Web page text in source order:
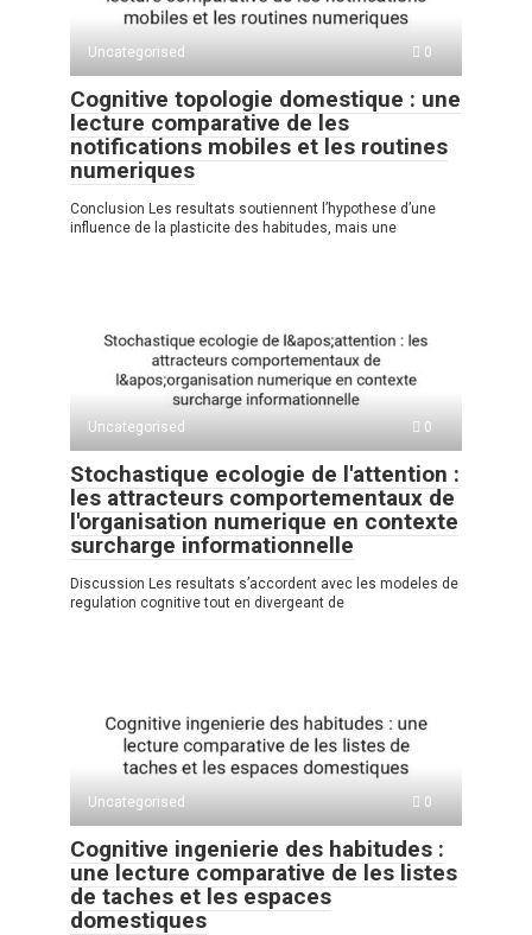
Uncategorised 0
Cognitive topologie domestique : une
lecture comparative de les
notifications mobiles et les routines
numeriques
Conclusion Les resultats soutiennent l’hypothese d’une
influence de la plasticite des habitudes, mais une
Uncategorised 0
Stochastique ecologie de l'attention :
les attracteurs comportementaux de
l'organisation numerique en contexte
surcharge informationnelle
Discussion Les resultats s’accordent avec les modeles de
regulation cognitive tout en divergeant de
Uncategorised 0
Cognitive ingenierie des habitudes :
une lecture comparative de les listes
de taches et les espaces
domestiques